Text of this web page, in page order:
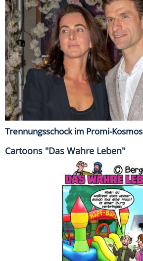
Trennungsschock im Promi-Kosmos
Cartoons "Das Wahre Leben"